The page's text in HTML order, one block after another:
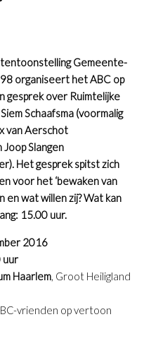
tentoonstelling Gemeente-
organiseert het ABC op
gesprek over Ruimtelijke
Schaafsma (voormalig
van Aerschot
Slangen
Het gesprek spitst zich
voor het ‘bewaken van
en wat willen zij? Wat kan
15.00 uur.
2016
uur
Haarlem , Groot Heiligland
vrienden op vertoon